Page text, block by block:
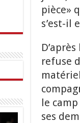
pièce»
s’est-il
refuse
le
ses